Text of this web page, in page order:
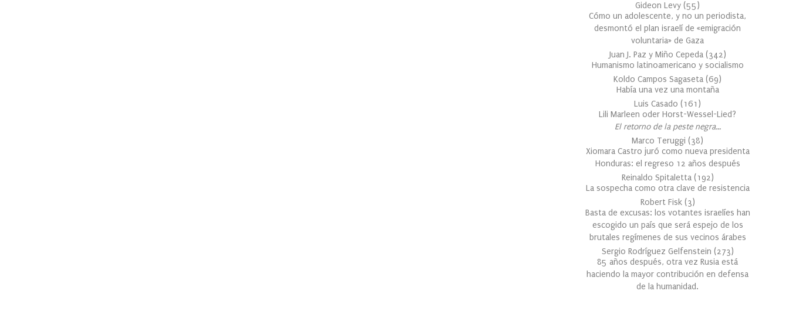
Gideon Levy (55)
Cómo un adolescente, y no un periodista,
desmontó el plan israelí de «emigración
voluntaria» de Gaza
Juan J. Paz y Miño Cepeda (342)
Humanismo latinoamericano y socialismo
Koldo Campos Sagaseta (69)
Había una vez una montaña
Luis Casado (161 )
Lili Marleen oder Horst-Wessel-Lied?
El retorno de la peste negra…
Marco Teruggi (38)
Xiomara Castro juró como nueva presidenta
Honduras: el regreso 12 años después
Reinaldo Spitaletta (192)
La sospecha como otra clave de resistencia
Robert Fisk (3)
Basta de excusas: los votantes israelíes han
escogido un país que será espejo de los
brutales regímenes de sus vecinos árabes
Sergio Rodríguez Gelfenstein (273)
85 años después, otra vez Rusia está
haciendo la mayor contribución en defensa
de la humanidad.